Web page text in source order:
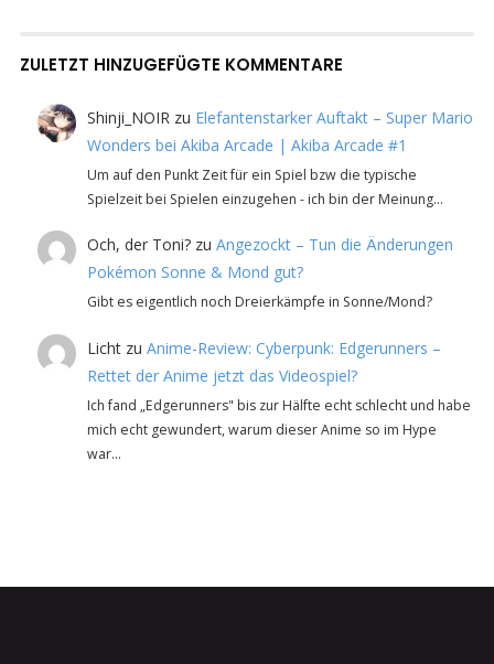
ZULETZT HINZUGEFÜGTE KOMMENTARE
Shinji_NOIR zu Elefantenstarker Auftakt – Super Mario
Wonders bei Akiba Arcade | Akiba Arcade #1
Um auf den Punkt Zeit für ein Spiel bzw die typische
Spielzeit bei Spielen einzugehen - ich bin der Meinung…
Och, der Toni? zuAngezockt – Tun die Änderungen
Pokémon Sonne & Mond gut?
Gibt es eigentlich noch Dreierkämpfe in Sonne/Mond?
Licht zuAnime-Review: Cyberpunk: Edgerunners –
Rettet der Anime jetzt das Videospiel?
Ich fand „Edgerunners" bis zur Hälfte echt schlecht und habe
mich echt gewundert, warum dieser Anime so im Hype
war…